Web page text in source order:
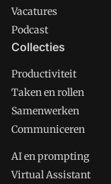
Vacatures
Podcast
Collecties
Productiviteit
Taken en rollen
Samenwerken
Communiceren
AI en prompting
Virtual Assistant